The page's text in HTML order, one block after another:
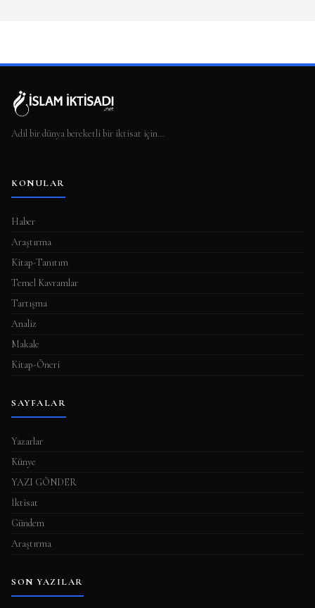
Adil bir dünya bereketli bir iktisat için…
KONULAR
Haber
Araştırma
Kitap-Tanıtım
Temel Kavramlar
Tartışma
Analiz
Makale
Kitap-Öneri
SAYFALAR
Yazarlar
Künye
YAZI GÖNDER
İktisat
Gündem
Araştırma
SON YAZILAR